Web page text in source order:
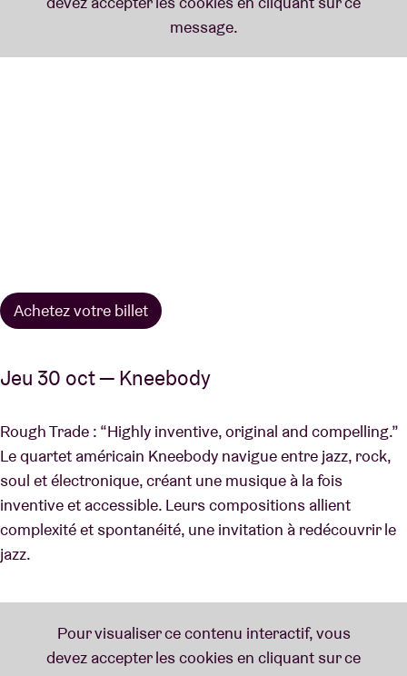
Achetez votre billet
Jeu 30 oct — Kneebody
Rough Trade : “Highly inventive, original and compelling.”
Le quartet américain Kneebody navigue entre jazz, rock,
soul et électronique, créant une musique à la fois
inventive et accessible. Leurs compositions allient
complexité et spontanéité, une invitation à redécouvrir le
jazz.